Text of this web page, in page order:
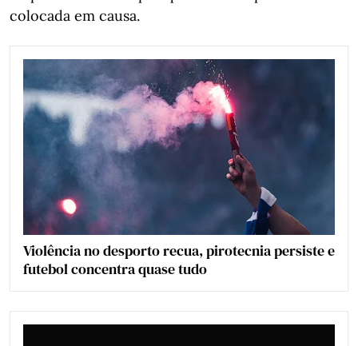
colocada em causa.
Violência no desporto recua, pirotecnia persiste e
futebol concentra quase tudo